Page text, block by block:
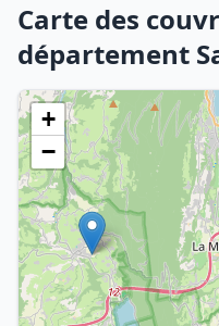
Carte des
département
+
−